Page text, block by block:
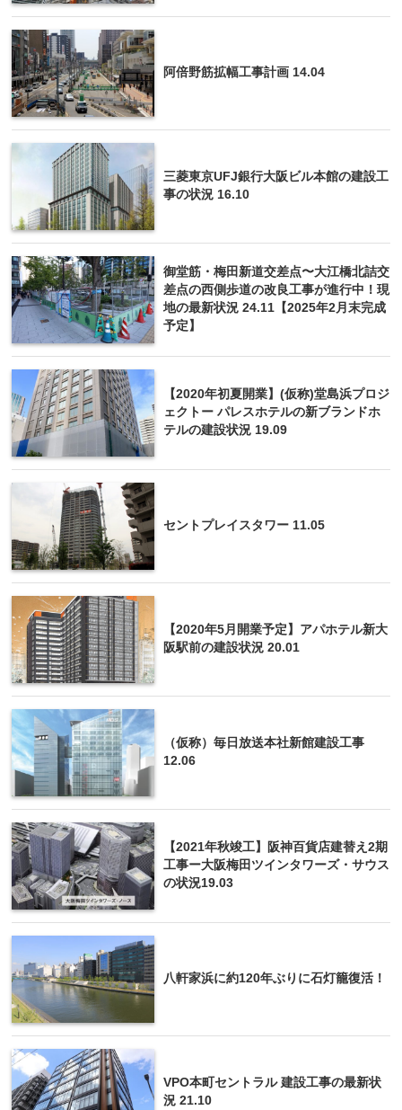
阿倍野筋拡幅工事計画 14.04
三菱東京UFJ銀行大阪ビル本館の建設工
事の状況 16.10
御堂筋・梅田新道交差点〜大江橋北詰交
差点の西側歩道の改良工事が進行中！現
地の最新状況 24.11【2025年2月末完成
予定】
【2020年初夏開業】(仮称)堂島浜プロジ
ェクトー パレスホテルの新ブランドホ
テルの建設状況 19.09
セントプレイスタワー 11.05
【2020年5月開業予定】アパホテル新大
阪駅前の建設状況 20.01
（仮称）毎日放送本社新館建設工事
12.06
【2021年秋竣工】阪神百貨店建替え2期
工事ー大阪梅田ツインタワーズ・サウス
の状況19.03
八軒家浜に約120年ぶりに石灯籠復活！
VPO本町セントラル 建設工事の最新状
況 21.10